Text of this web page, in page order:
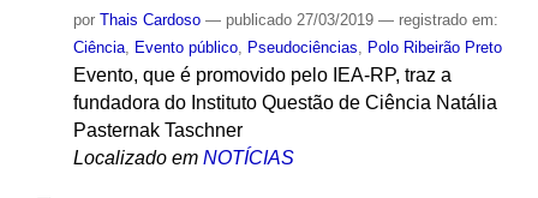
por Thais Cardoso — publicado27/03/2019 — registrado em:
Ciência, Evento público, Pseudociências, Polo Ribeirão Preto
Evento, que é promovido pelo IEA-RP, traz a
fundadora do Instituto Questão de Ciência Natália
Pasternak Taschner
Localizado em NOTÍCIAS